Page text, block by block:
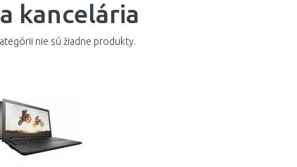
kancelária
nie sú žiadne produkty.